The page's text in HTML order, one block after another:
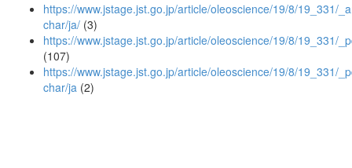
https://www.jstage.jst.go.jp/article/oleoscience/19/8/19_331/
char/ja/ (3)
https://www.jstage.jst.go.jp/article/oleoscience/19/8/19_331/
(107)
https://www.jstage.jst.go.jp/article/oleoscience/19/8/19_331/
char/ja (2)